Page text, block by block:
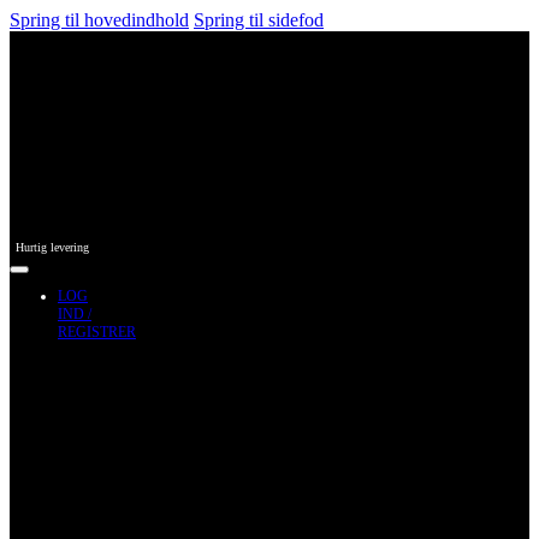
Spring til hovedindhold Spring til sidefod
Hurtig levering
LOG
IND /
REGISTRER